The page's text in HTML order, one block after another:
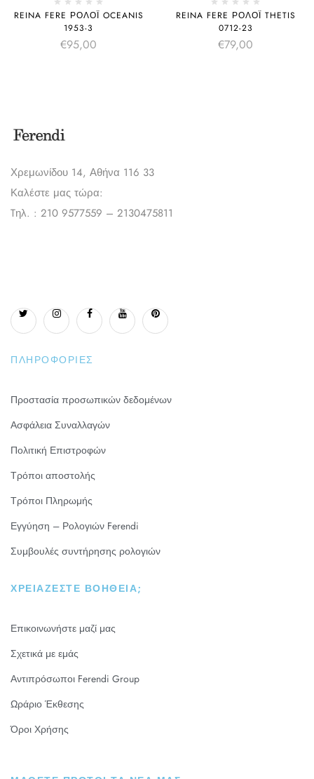
REINA FERE ΡΟΛΌΙ OCEANIS
1953-3
€95,00
REINA FERE ΡΟΛΌΙ THETIS
0712-23
€79,00
Χρεμωνίδου 14, Αθήνα 116 33
Καλέστε μας τώρα:
Tηλ. : 210 9577559 – 2130475811
ΠΛΗΡΟΦΟΡΊΕΣ
Προστασία προσωπικών δεδομένων
Ασφάλεια Συναλλαγών
Πολιτική Επιστροφών
Τρόποι αποστολής
Τρόποι Πληρωμής
Εγγύηση – Ρολογιών Ferendi
Συμβουλές συντήρησης ρολογιών
ΧΡΕΙΆΖΕΣΤΕ ΒΟΉΘΕΙΑ;
Επικοινωνήστε μαζί μας
Σχετικά με εμάς
Αντιπρόσωποι Ferendi Group
Ωράριο Έκθεσης
Όροι Χρήσης